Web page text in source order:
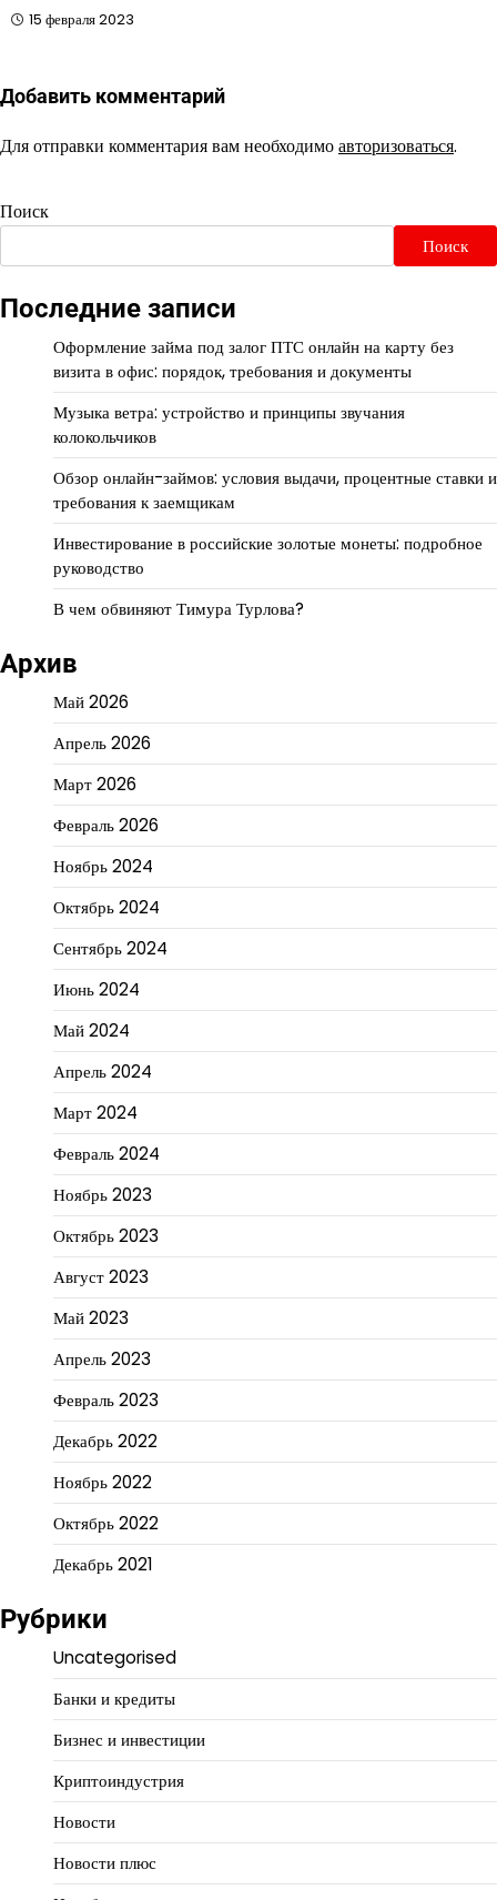
15 февраля 2023
Добавить комментарий
Для отправки комментария вам необходимоавторизоваться.
Поиск
Поиск
Последние записи
Оформление займа под залог ПТС онлайн на карту без
визита в офис: порядок, требования и документы
Музыка ветра: устройство и принципы звучания
колокольчиков
Обзор онлайн-займов: условия выдачи, процентные ставки и
требования к заемщикам
Инвестирование в российские золотые монеты: подробное
руководство
В чем обвиняют Тимура Турлова?
Архив
Май 2026
Апрель 2026
Март 2026
Февраль 2026
Ноябрь 2024
Октябрь 2024
Сентябрь 2024
Июнь 2024
Май 2024
Апрель 2024
Март 2024
Февраль 2024
Ноябрь 2023
Октябрь 2023
Август 2023
Май 2023
Апрель 2023
Февраль 2023
Декабрь 2022
Ноябрь 2022
Октябрь 2022
Декабрь 2021
Рубрики
Uncategorised
Банки и кредиты
Бизнес и инвестиции
Криптоиндустрия
Новости
Новости плюс